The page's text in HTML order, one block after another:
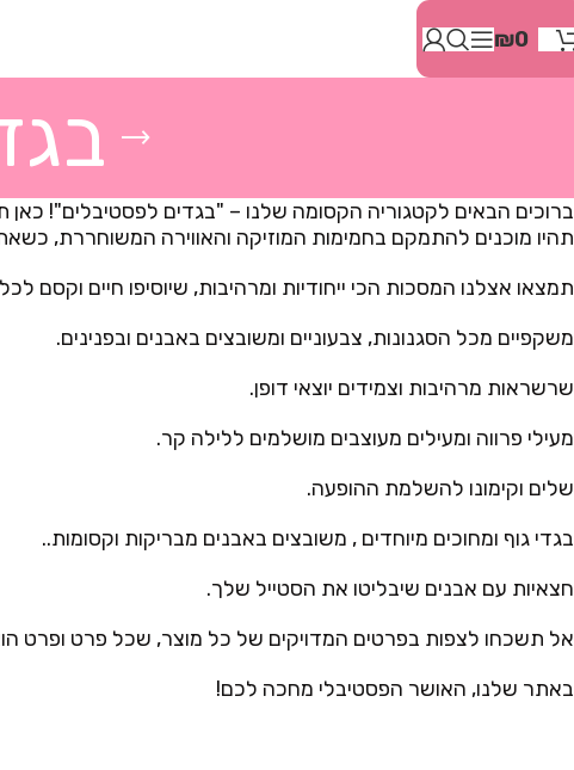
זֶה
אָתָרִים".
הַמְּסַיַּעַת
לִנְגִישׁוּת
לִפְתִיחַת
תַּפְרִיט
הֵנְּגִישׁוּת
לְחַץ
₪0
ברוכים הבאים לקטגוריה הקסומה שלנו – "בגדים לפסטיבלים"!
תהיו מוכנים להתמקם בחמימות המוזיקה והאווירה המשוחררת,
תמצאו אצלנו המסכות הכי ייחודיות ומרהיבות, שיוסיפו חיים וקסם
משקפיים מכל הסגנונות, צבעוניים ומשובצים באבנים ובפנינים.
שרשראות מרהיבות וצמידים יוצאי דופן.
מעילי פרווה ומעילים מעוצבים מושלמים ללילה קר.
שלים וקימונו להשלמת ההופעה.
בגדי גוף ומחוכים מיוחדים , משובצים באבנים מבריקות וקסומות..
חצאיות עם אבנים שיבליטו את הסטייל שלך.
אל תשכחו לצפות בפרטים המדויקים של כל מוצר, שכל פרט ופרט הוא
באתר שלנו, האושר הפסטיבלי מחכה לכם!